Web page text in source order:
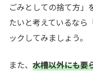
ごみとしての捨て方」
たいと考えているなら
ックしてみましょう。
また、 水槽以外にも要